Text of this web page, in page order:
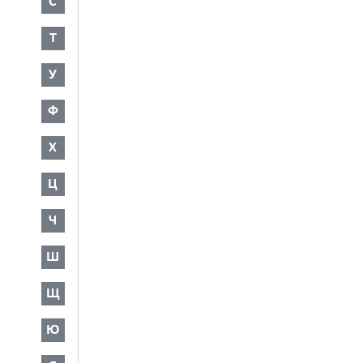
Т
У
Ф
Х
Ц
Ч
Ш
Щ
Ю